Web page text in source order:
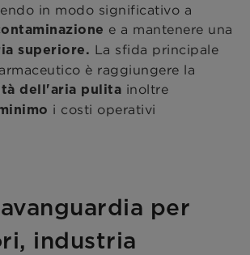
in modo significativo a
e a mantenere una
superiore. La sfida principale
è raggiungere la
dell'aria pulita inoltre
i costi operativi
per
industria